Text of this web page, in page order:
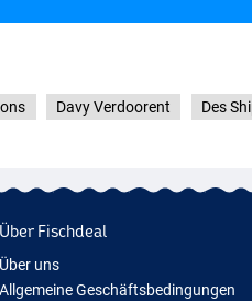
Davy Verdoorent Des
Über Fischdeal
Über uns
Allgemeine Geschäftsbedingungen